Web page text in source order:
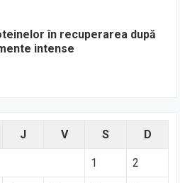
în recuperarea după
intense
J V S D
1 2